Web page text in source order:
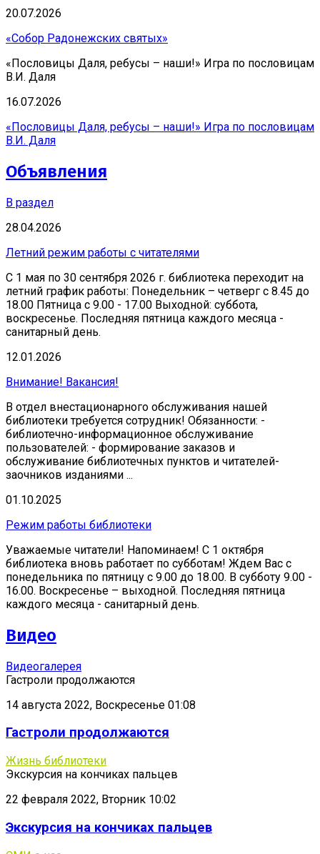
20.07.2026
«Собор Радонежских святых»
«Пословицы Даля, ребусы – наши!» Игра по пословицам
В.И. Даля
16.07.2026
«Пословицы Даля, ребусы – наши!» Игра по пословицам
В.И. Даля
Объявления
В раздел
28.04.2026
Летний режим работы с читателями
С 1 мая по 30 сентября 2026 г. библиотека переходит на
летний график работы: Понедельник – четверг с 8.45 до
18.00 Пятница с 9.00 - 17.00 Выходной: суббота,
воскресенье. Последняя пятница каждого месяца -
санитарный день.
12.01.2026
Внимание! Вакансия!
В отдел внестационарного обслуживания нашей
библиотеки требуется сотрудник! Обязанности: -
библиотечно-информационное обслуживание
пользователей: - формирование заказов и
обслуживание библиотечных пунктов и читателей-
заочников изданиями ...
01.10.2025
Режим работы библиотеки
Уважаемые читатели! Напоминаем! С 1 октября
библиотека вновь работает по субботам! Ждем Вас с
понедельника по пятницу с 9.00 до 18.00. В субботу 9.00 -
16.00. Воскресенье – выходной. Последняя пятница
каждого месяца - санитарный день.
Видео
Видеогалерея
Гастроли продолжаются
14 августа 2022, Воскресенье 01:08
Гастроли продолжаются
Жизнь библиотеки
Экскурсия на кончиках пальцев
22 февраля 2022, Вторник 10:02
Экскурсия на кончиках пальцев